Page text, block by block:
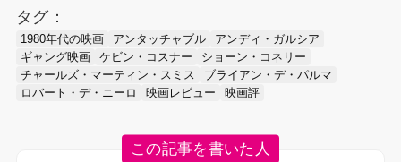
タグ：
1980年代の映画 アンタッチャブル
アンディ・ガルシア
ギャング映画
ケビン・コスナー
ショーン・コネリー
チャールズ・マーティン・スミス
ブライアン・デ・パルマ
ロバート・デ・ニーロ
映画レビュー 映画評
この記事を書いた人